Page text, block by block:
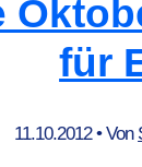
für
11.10.2012• Von